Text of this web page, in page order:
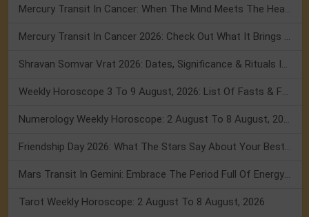
Tarot Weekly Horoscope: 2 August To 8 August, 2026